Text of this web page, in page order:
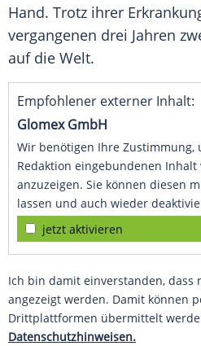
Hand. Trotz ihrer
vergangenen drei Jahren
auf die Welt.
Empfohlener externer Inhalt:
Glomex GmbH
Wir benötigen Ihre Zustimmung,
Redaktion eingebundenen Inhalt
anzuzeigen. Sie können diesen
lassen und auch wieder
jetzt aktivieren
Ich bin damit einverstanden, dass
angezeigt werden. Damit können
Drittplattformen übermittelt
Datenschutzhinweisen.